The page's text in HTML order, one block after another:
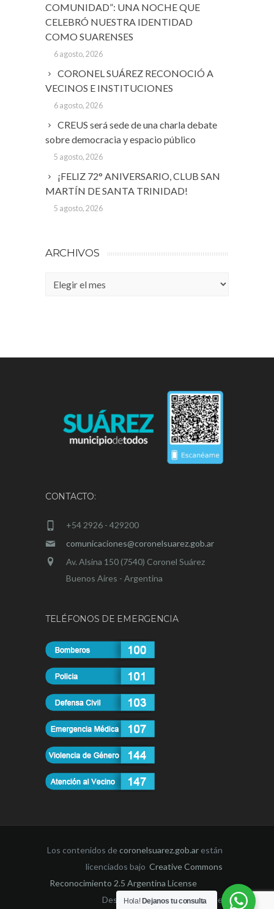
COMUNIDAD”: UNA NOCHE QUE
CELEBRÓ NUESTRA IDENTIDAD
COMO SUARENSES
6 agosto, 2026
CORONEL SUÁREZ RECONOCIÓ A
VECINOS E INSTITUCIONES
6 agosto, 2026
CREUS será sede de una charla debate
sobre democracia y espacio público
5 agosto, 2026
¡FELIZ 72° ANIVERSARIO, CLUB SAN
MARTÍN DE SANTA TRINIDAD!
5 agosto, 2026
ARCHIVOS
Archivos
CONTACTO:
+54 2926 - 429200
comunicaciones@coronelsuarez.gob.ar
Av. Alsina 150 (7540) Coronel Suárez
Buenos Aires - Argentina
TELÉFONOS DE EMERGENCIA
Los contenidos decoronelsuarez.gob.ar están
licenciados bajo Creative Commons
Reconocimiento 2.5 Argentina License
Desarrollado por la Dirección de
Hola! Dejanos tu consulta